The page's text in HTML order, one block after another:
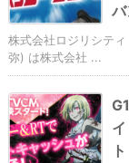
バ
株式会社ロジリシテ
弥) は株式会社 ...